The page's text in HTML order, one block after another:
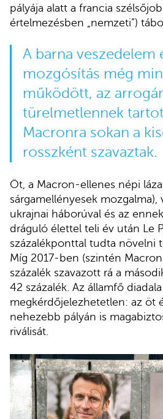
pályája alatt a francia
értelmezésben „nemzeti”)
A barna veszedelem
mozgósítás még
működött, az
türelmetlennek
Macronra sokan a
rosszként szavaztak.
Öt, a Macron-ellenes népi
sárgamellényesek mozgalma),
ukrajnai háborúval és az
dráguló élettel teli év után Le
százalékponttal tudta növelni
Míg 2017-ben (szintén
százalék szavazott rá a
42 százalék. Az államfő
megkérdőjelezhetetlen: az öt
nehezebb pályán is
riválisát.